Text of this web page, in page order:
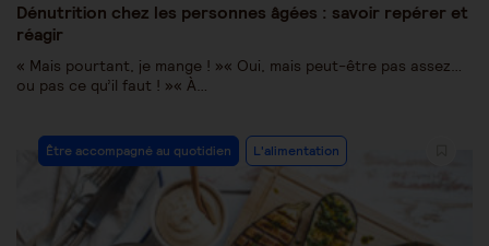
Dénutrition chez les personnes âgées : savoir repérer et
réagir
« Mais pourtant, je mange ! »« Oui, mais peut-être pas assez…
ou pas ce qu’il faut ! »« À…
Être accompagné au quotidien L'alimentation